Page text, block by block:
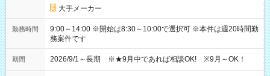
大手メーカー
勤務時間
9:00～14:00 ※開始は8:30～10:00で選択可 ※本件は週20時間勤
務案件です
期間 2026/9/1～長期 ※★9月中であれば相談OK! ※9月～OK！